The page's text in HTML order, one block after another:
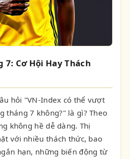
7: Cơ Hội Hay Thách
hỏi "VN-Index có thể vượt
tháng 7 không?" là gì? Theo
không hề dễ dàng. Thị
với nhiều thách thức, bao
hạn, những biến động từ